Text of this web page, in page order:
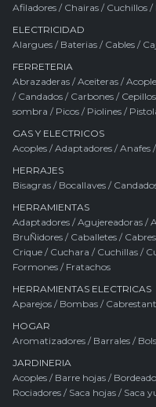
Afiladores / Chairas / Cuchillos /
ELECTRICIDAD
Alargues / Baterias / Cables /
FERRETERIA
Abrazaderas /Aceiteras /
/ Candados / Carbones / Cepillos
sombra / Picos / Piolines /
GAS Y ELECTRICOS
Acoples /Adaptadores /Anafes /
HERRAJES
Bisagras / Bocallaves /
HERRAMIENTAS
Adaptadores /Agujereadoras /
BruÑidores / Caballetes /
Crique / Cuchara / Cuchillas /
Formones / Fratachos
HERRAMIENTAS ELECTRICAS
Aparejos / Bombas /
HOGAR
Aromatizadores / Barrales /
JARDINERIA
Acoples / Barre hojas /
Rociadores / Saca hojas / Saca